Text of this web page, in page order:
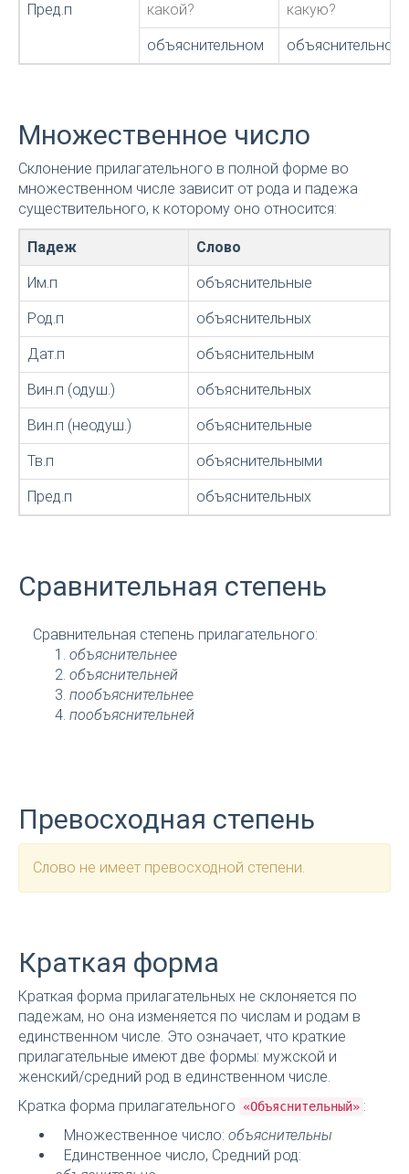
Пред.п какой? какую?
объяснительном объяснительной
Множественное число
Склонение прилагательного в полной форме во
множественном числе зависит от рода и падежа
существительного, к которому оно относится:
Падеж Слово
Им.п объяснительные
Род.п объяснительных
Дат.п объяснительным
Вин.п (одуш.) объяснительных
Вин.п (неодуш.) объяснительные
Тв.п объяснительными
Пред.п объяснительных
Сравнительная степень
Сравнительная степень прилагательного:
объяснительнее
объяснительней
пообъяснительнее
пообъяснительней
Превосходная степень
Слово не имеет превосходной степени.
Краткая форма
Краткая форма прилагательных не склоняется по
падежам, но она изменяется по числам и родам в
единственном числе. Это означает, что краткие
прилагательные имеют две формы: мужской и
женский/средний род в единственном числе.
Кратка форма прилагательного
«Объяснительный» :
Множественное число: объяснительны
Единственное число, Средний род: